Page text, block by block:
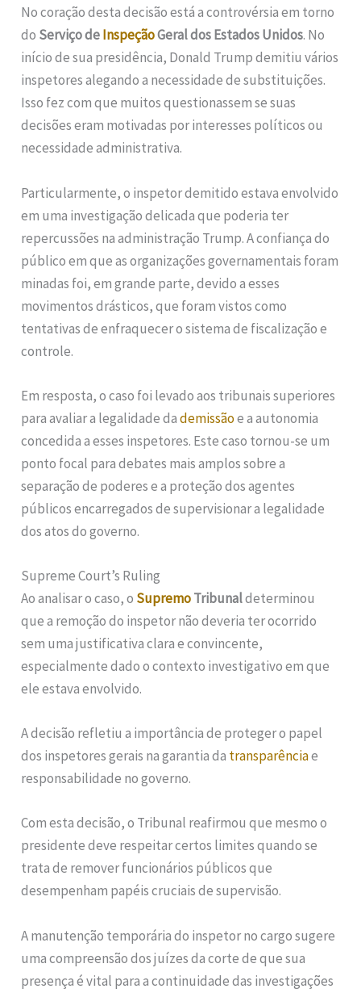
No coração desta decisão está a controvérsia em torno
do Serviço deInspeçãoGeral dos Estados Unidos. No
início de sua presidência, Donald Trump demitiu vários
inspetores alegando a necessidade de substituições.
Isso fez com que muitos questionassem se suas
decisões eram motivadas por interesses políticos ou
necessidade administrativa.
Particularmente, o inspetor demitido estava envolvido
em uma investigação delicada que poderia ter
repercussões na administração Trump. A confiança do
público em que as organizações governamentais foram
minadas foi, em grande parte, devido a esses
movimentos drásticos, que foram vistos como
tentativas de enfraquecer o sistema de fiscalização e
controle.
Em resposta, o caso foi levado aos tribunais superiores
para avaliar a legalidade dademissãoe a autonomia
concedida a esses inspetores. Este caso tornou-se um
ponto focal para debates mais amplos sobre a
separação de poderes e a proteção dos agentes
públicos encarregados de supervisionar a legalidade
dos atos do governo.
Supreme Court’s Ruling
Ao analisar o caso, o SupremoTribunaldeterminou
que a remoção do inspetor não deveria ter ocorrido
sem uma justificativa clara e convincente,
especialmente dado o contexto investigativo em que
ele estava envolvido.
A decisão refletiu a importância de proteger o papel
dos inspetores gerais na garantia da transparênciae
responsabilidade no governo.
Com esta decisão, o Tribunal reafirmou que mesmo o
presidente deve respeitar certos limites quando se
trata de remover funcionários públicos que
desempenham papéis cruciais de supervisão.
A manutenção temporária do inspetor no cargo sugere
uma compreensão dos juízes da corte de que sua
presença é vital para a continuidade das investigações